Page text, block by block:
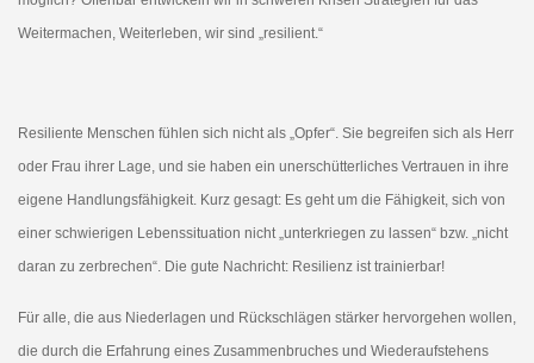
Weitermachen, Weiterleben, wir sind „resilient.“
Resiliente Menschen fühlen sich nicht als „Opfer“. Sie begreifen sich als Herr
oder Frau ihrer Lage, und sie haben ein unerschütterliches Vertrauen in ihre
eigene Handlungsfähigkeit. Kurz gesagt: Es geht um die Fähigkeit, sich von
einer schwierigen Lebenssituation nicht „unterkriegen zu lassen“ bzw. „nicht
daran zu zerbrechen“. Die gute Nachricht: Resilienz ist trainierbar!
Für alle, die aus Niederlagen und Rückschlägen stärker hervorgehen wollen,
die durch die Erfahrung eines Zusammenbruches und Wiederaufstehens